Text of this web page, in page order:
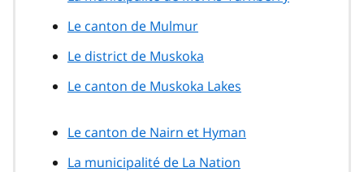
Le canton de Mulmur
Le district de Muskoka
Le canton de Muskoka Lakes
Le canton de Nairn et Hyman
La municipalité de La Nation